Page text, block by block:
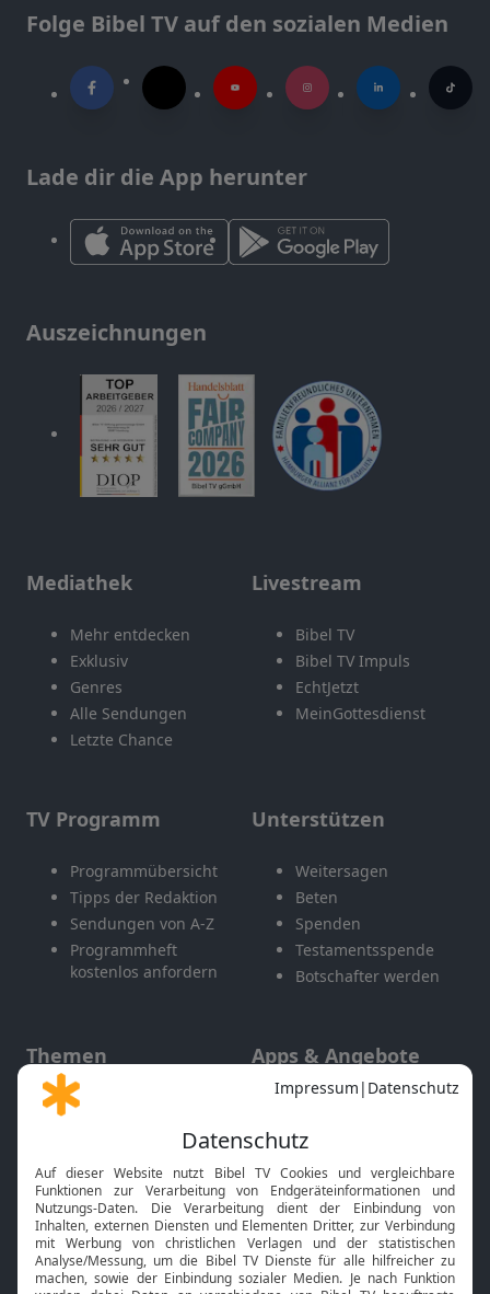
Folge Bibel TV auf den sozialen Medien
Lade dir die App herunter
Auszeichnungen
Mediathek
Mehr entdecken
Exklusiv
Genres
Alle Sendungen
Letzte Chance
Livestream
Bibel TV
Bibel TV Impuls
EchtJetzt
MeinGottesdienst
TV Programm
Programmübersicht
Tipps der Redaktion
Sendungen von A-Z
Programmheft
kostenlos anfordern
Unterstützen
Weitersagen
Beten
Spenden
Testamentsspende
Botschafter werden
Themen
Gott und Bibel erklärt
Neuigkeiten
Apps & Angebote
Mobile App
Smart TV
HbbTV
Bibelthek Online-Bibel
Nächster Gottesdienst